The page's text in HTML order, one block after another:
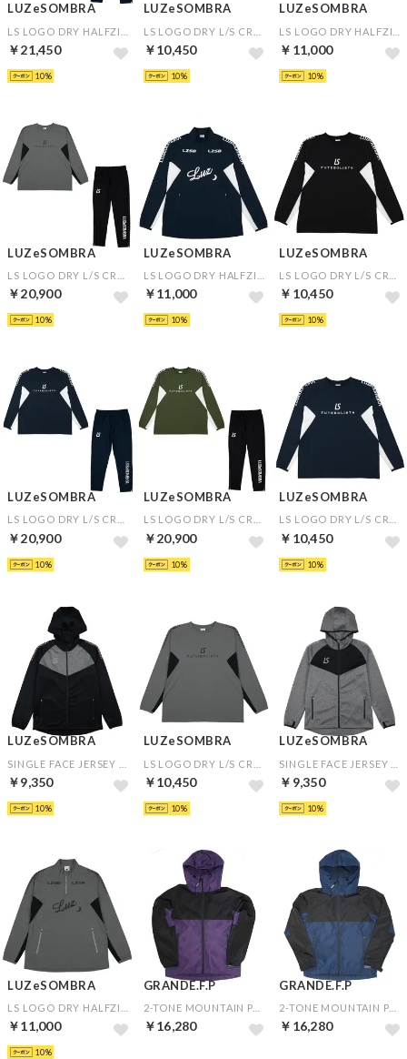
LUZeSOMBRA
￥21,450
10
LUZeSOMBRA
￥10,450
10
LUZeSOMBRA
￥11,000
10
LUZeSOMBRA
￥20,900
10
LUZeSOMBRA
￥11,000
10
LUZeSOMBRA
￥10,450
10
LUZeSOMBRA
￥20,900
10
LUZeSOMBRA
￥20,900
10
LUZeSOMBRA
￥10,450
10
LUZeSOMBRA
￥9,350
10
LUZeSOMBRA
￥10,450
10
LUZeSOMBRA
￥9,350
10
LUZeSOMBRA
￥11,000
10
GRANDE.F.P
2-TONE MOUNTAIN PARKA(ブラック×パープル)
￥16,280
GRANDE.F.P
2-TONE MOUNTAIN PARKA(ブラック×ネイビー)
￥16,280